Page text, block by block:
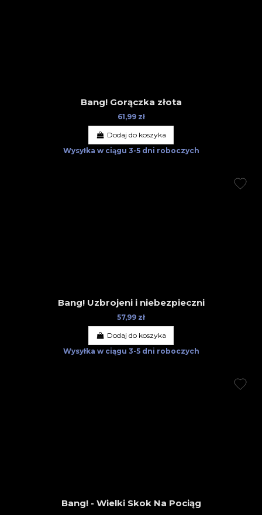
Bang! Gorączka złota
61,99 zł
Dodaj do koszyka
Wysyłka w ciągu 3-5 dni roboczych
Bang! Uzbrojeni i niebezpieczni
57,99 zł
Dodaj do koszyka
Wysyłka w ciągu 3-5 dni roboczych
Bang! - Wielki Skok Na Pociąg